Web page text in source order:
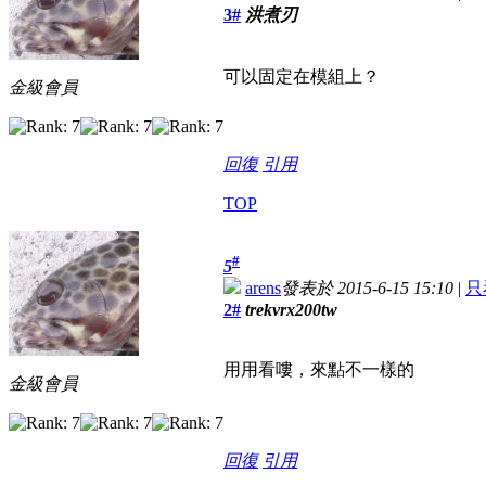
金級會員
3# 洪煮刃
可以固定在模組上？
回復 引用
TOP
金級會員
5#
arens發表於 2015-6-15 15:10 |
2# trekvrx200tw
用用看嘍，來點不一樣的
回復 引用